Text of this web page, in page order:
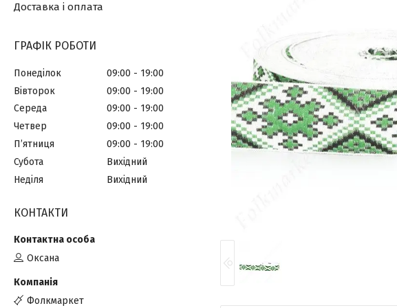
Доставка і оплата
ГРАФІК РОБОТИ
Понеділок 09:00
19:00
Вівторок
09:00
19:00
Середа
09:00
19:00
Четвер
09:00
19:00
Пʼятниця
09:00
19:00
Субота
Вихідний
Неділя
Вихідний
КОНТАКТИ
Оксана
Фолкмаркет